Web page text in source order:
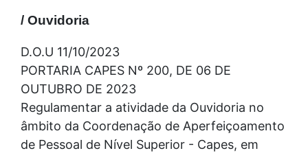
/ Ouvidoria
D.O.U 11/10/2023
PORTARIA CAPES Nº 200, DE 06 DE
OUTUBRO DE 2023
Regulamentar a atividade da Ouvidoria no
âmbito da Coordenação de Aperfeiçoamento
de Pessoal de Nível Superior - Capes, em